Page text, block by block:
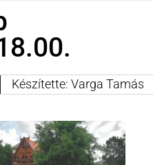
Készítette: Varga Tamás